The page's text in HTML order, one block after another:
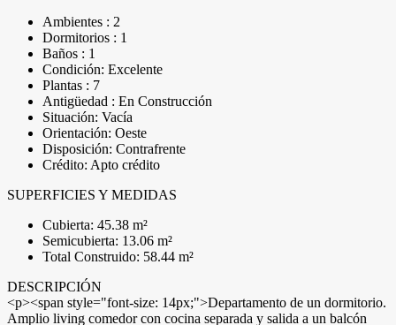
Ambientes : 2
Dormitorios : 1
Baños : 1
Condición: Excelente
Plantas : 7
Antigüedad : En Construcción
Situación: Vacía
Orientación: Oeste
Disposición: Contrafrente
Crédito: Apto crédito
SUPERFICIES Y MEDIDAS
Cubierta: 45.38 m²
Semicubierta: 13.06 m²
Total Construido: 58.44 m²
DESCRIPCIÓN
<p><span style="font-size: 14px;">Departamento de un dormitorio.
Amplio living comedor con cocina separada y salida a un balcón